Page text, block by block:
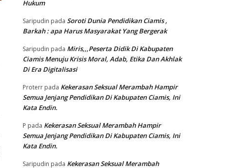
Hukum
Saripudin pada Soroti Dunia Pendidikan Ciamis ,
Barkah : apa Harus Masyarakat Yang Bergerak
Saripudin pada Miris,,,Peserta Didik Di Kabupaten
Ciamis Menuju Krisis Moral, Adab, Etika Dan Akhlak
Di Era Digitalisasi
Proterr pada Kekerasan Seksual Merambah Hampir
Semua Jenjang Pendidikan Di Kabupaten Ciamis, Ini
Kata Endin.
P pada Kekerasan Seksual Merambah Hampir
Semua Jenjang Pendidikan Di Kabupaten Ciamis, Ini
Kata Endin.
Saripudin pada Kekerasan Seksual Merambah